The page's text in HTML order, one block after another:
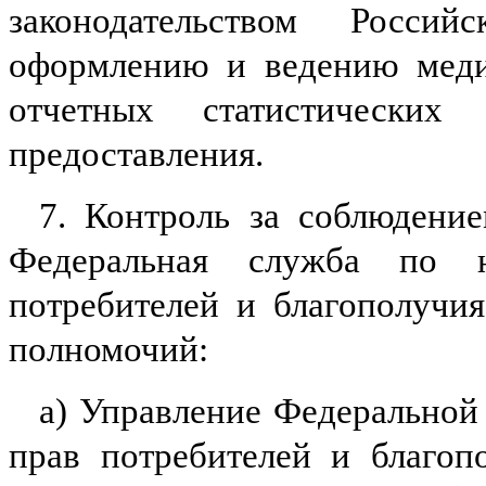
законодательством
оформлению и ведению
отчетных
предоставления.
7. Контроль за
Федеральная служба
потребителей и
полномочий:
а) Управление
прав потребителей и